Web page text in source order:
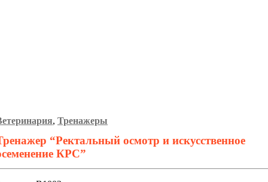
, Тренажеры
“Ректальный осмотр и искусственное
КРС”